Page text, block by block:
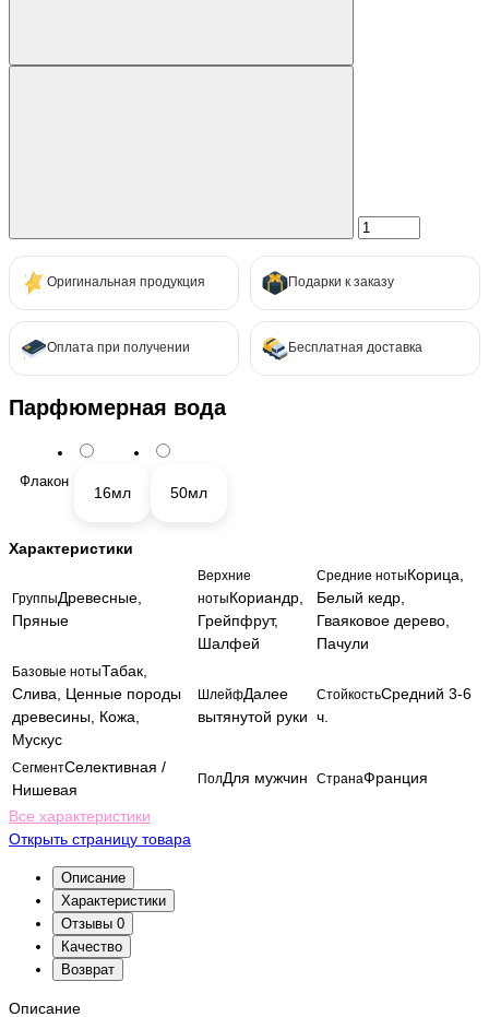
Оригинальная продукция Подарки к заказу
Оплата при получении Бесплатная доставка
Парфюмерная вода
Флакон
16мл 50мл
Характеристики
ГруппыДревесные,
Пряные
Верхние
нотыКориандр,
Грейпфрут,
Шалфей
Средние нотыКорица,
Белый кедр,
Гваяковое дерево,
Пачули
Базовые нотыТабак,
Слива, Ценные породы
древесины, Кожа,
Мускус
ШлейфДалее
вытянутой руки
СтойкостьСредний 3-6
ч.
СегментСелективная /
Нишевая
ПолДля мужчин СтранаФранция
Все характеристики
Открыть страницу товара
Описание
Характеристики
Отзывы 0
Качество
Возврат
Описание